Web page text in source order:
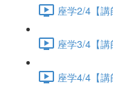
座学2/4【
座学3/4【
座学4/4【